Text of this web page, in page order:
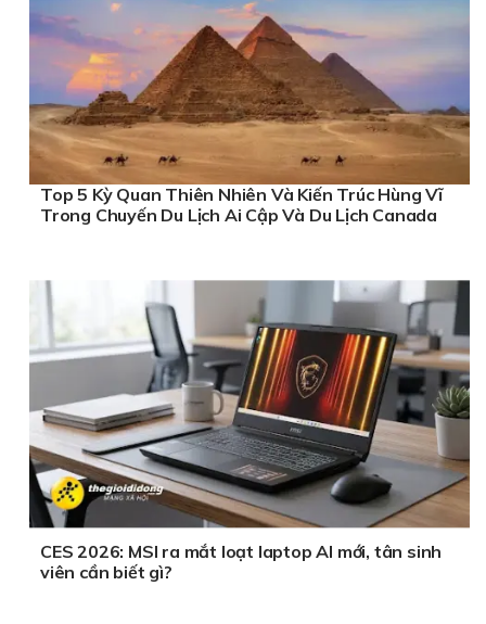
Top 5 Kỳ Quan Thiên Nhiên Và Kiến Trúc Hùng Vĩ
Trong Chuyến Du Lịch Ai Cập Và Du Lịch Canada
CES 2026: MSI ra mắt loạt laptop AI mới, tân sinh
viên cần biết gì?